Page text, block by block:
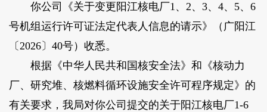
你公司《关于变更阳江核电厂1、2、3、4、5、6
号机组运行许可证法定代表人信息的请示》（广阳江
〔2026〕40号）收悉。
根据《中华人民共和国核安全法》和《核动力
厂、研究堆、核燃料循环设施安全许可程序规定》的
有关要求，我局对你公司提交的关于阳江核电厂1-6